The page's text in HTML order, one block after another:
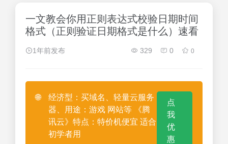
一文教会你用正则表达式校验日期时间
格式（正则验证日期格式是什么）速看
1年前发布 329 0 0
🌐
经济型：买域名、轻量云服务
器、用途：游戏 网站等 《腾
讯云》特点：特价机便宜 适合
初学者用
点
我
优
惠